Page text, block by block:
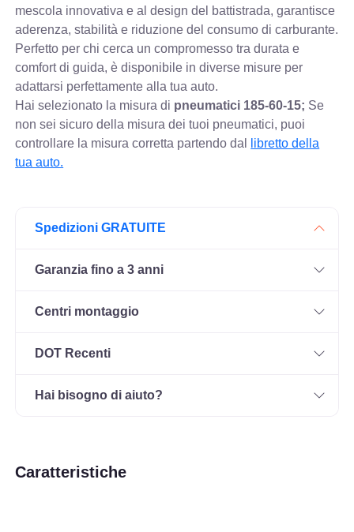
mescola innovativa e al design del battistrada, garantisce
aderenza, stabilità e riduzione del consumo di carburante.
Perfetto per chi cerca un compromesso tra durata e
comfort di guida, è disponibile in diverse misure per
adattarsi perfettamente alla tua auto.
Hai selezionato la misura di pneumatici 185-60-15; Se
non sei sicuro della misura dei tuoi pneumatici, puoi
controllare la misura corretta partendo dal
libretto della
tua auto.
Spedizioni GRATUITE
Garanzia fino a 3 anni
Centri montaggio
DOT Recenti
Hai bisogno di aiuto?
Caratteristiche